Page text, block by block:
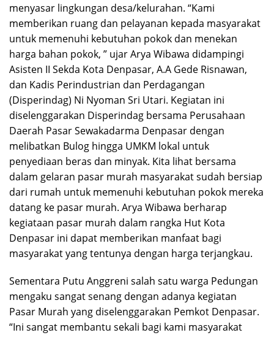
menyasar lingkungan desa/kelurahan. “Kami
memberikan ruang dan pelayanan kepada masyarakat
untuk memenuhi kebutuhan pokok dan menekan
harga bahan pokok, ” ujar Arya Wibawa didampingi
Asisten II Sekda Kota Denpasar, A.A Gede Risnawan,
dan Kadis Perindustrian dan Perdagangan
(Disperindag) Ni Nyoman Sri Utari. Kegiatan ini
diselenggarakan Disperindag bersama Perusahaan
Daerah Pasar Sewakadarma Denpasar dengan
melibatkan Bulog hingga UMKM lokal untuk
penyediaan beras dan minyak. Kita lihat bersama
dalam gelaran pasar murah masyarakat sudah bersiap
dari rumah untuk memenuhi kebutuhan pokok mereka
datang ke pasar murah. Arya Wibawa berharap
kegiataan pasar murah dalam rangka Hut Kota
Denpasar ini dapat memberikan manfaat bagi
masyarakat yang tentunya dengan harga terjangkau.
Sementara Putu Anggreni salah satu warga Pedungan
mengaku sangat senang dengan adanya kegiatan
Pasar Murah yang diselenggarakan Pemkot Denpasar.
“Ini sangat membantu sekali bagi kami masyarakat